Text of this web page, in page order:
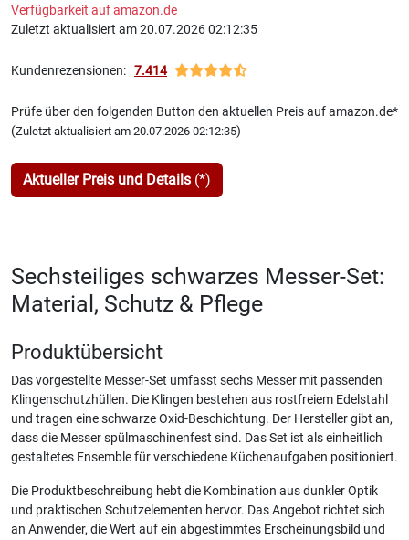
Verfügbarkeit auf amazon.de
Zuletzt aktualisiert am 20.07.2026 02:12:35
Kundenrezensionen: 7.414
Prüfe über den folgenden Button den aktuellen Preis auf amazon.de*
(Zuletzt aktualisiert am 20.07.2026 02:12:35)
Aktueller Preis und Details (*)
Sechsteiliges schwarzes Messer-Set:
Material, Schutz & Pflege
Produktübersicht
Das vorgestellte Messer-Set umfasst sechs Messer mit passenden
Klingenschutzhüllen. Die Klingen bestehen aus rostfreiem Edelstahl
und tragen eine schwarze Oxid-Beschichtung. Der Hersteller gibt an,
dass die Messer spülmaschinenfest sind. Das Set ist als einheitlich
gestaltetes Ensemble für verschiedene Küchenaufgaben positioniert.
Die Produktbeschreibung hebt die Kombination aus dunkler Optik
und praktischen Schutzelementen hervor. Das Angebot richtet sich
an Anwender, die Wert auf ein abgestimmtes Erscheinungsbild und